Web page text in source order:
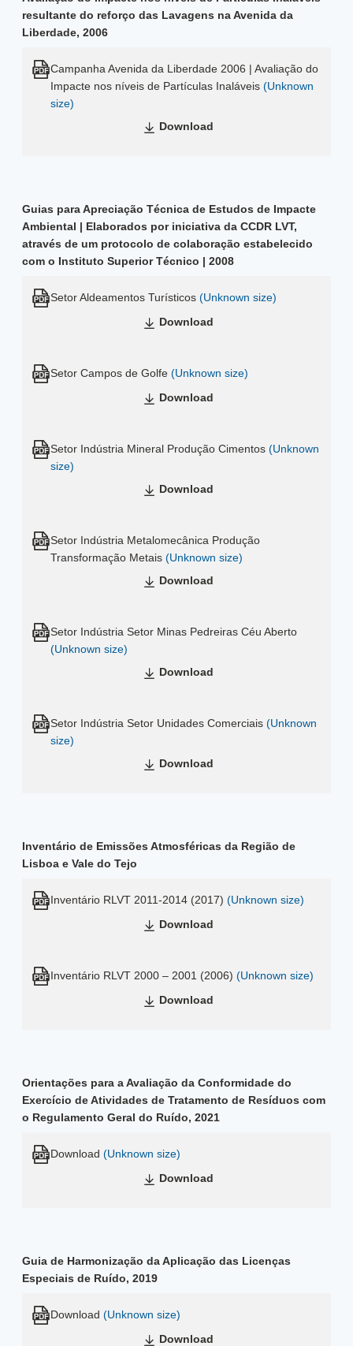
resultante do reforço das Lavagens na Avenida da
Liberdade, 2006
Campanha Avenida da Liberdade 2006 | Avaliação do
Impacte nos níveis de Partículas Inaláveis (Unknown
size)
Download
Guias para Apreciação Técnica de Estudos de Impacte
Ambiental | Elaborados por iniciativa da CCDR LVT,
através de um protocolo de colaboração estabelecido
com o Instituto Superior Técnico | 2008
Setor Aldeamentos Turísticos (Unknown size)
Download
Setor Campos de Golfe (Unknown size)
Download
Setor Indústria Mineral Produção Cimentos (Unknown
size)
Download
Setor Indústria Metalomecânica Produção
Transformação Metais (Unknown size)
Download
Setor Indústria Setor Minas Pedreiras Céu Aberto
(Unknown size)
Download
Setor Indústria Setor Unidades Comerciais (Unknown
size)
Download
Inventário de Emissões Atmosféricas da Região de
Lisboa e Vale do Tejo
Inventário RLVT 2011-2014 (2017) (Unknown size)
Download
Inventário RLVT 2000 – 2001 (2006) (Unknown size)
Download
Orientações para a Avaliação da Conformidade do
Exercício de Atividades de Tratamento de Resíduos com
o Regulamento Geral do Ruído, 2021
Download (Unknown size)
Download
Guia de Harmonização da Aplicação das Licenças
Especiais de Ruído, 2019
Download (Unknown size)
Download